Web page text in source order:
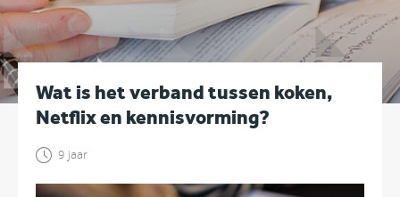
Wat is het verband tussen koken,
Netflix en kennisvorming?
9 jaar